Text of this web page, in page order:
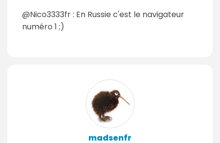
@Nico3333fr : En Russie c'est le navigateur
numéro 1 ;)
madsenfr